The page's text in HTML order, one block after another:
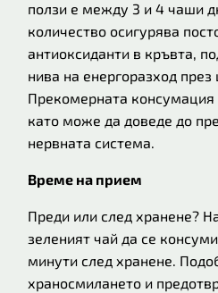
ползи е между 3 и 4 чаши
количество осигурява
антиоксиданти в кръвта,
нива на енергоразход през
Прекомерната консумация
като може да доведе до
нервната система.
Време на прием
Преди или след хранене?
зеленият чай да се
минути след хранене.
храносмилането и